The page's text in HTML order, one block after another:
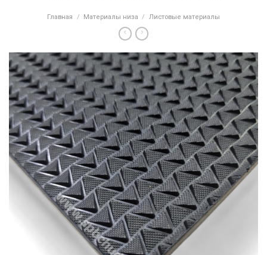
Главная / Материалы низа / Листовые материалы